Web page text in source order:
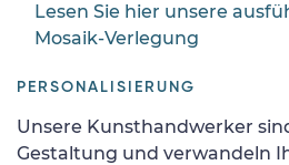
Lesen Sie hier unsere
Mosaik-Verlegung
PERSONALISIERUNG
Unsere Kunsthandwerker
Gestaltung und verwandeln